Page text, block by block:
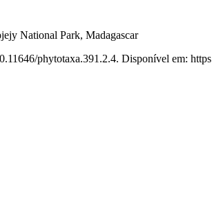
National Park, Madagascar
phytotaxa.391.2.4. Disponível em: